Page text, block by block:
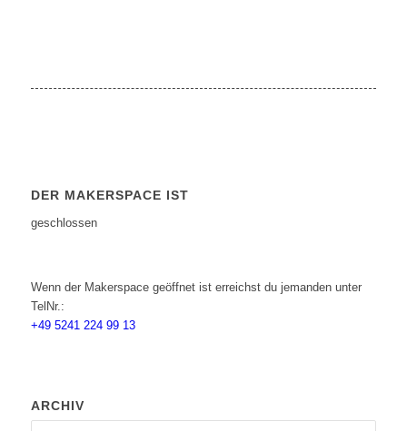
DER MAKERSPACE IST
geschlossen
Wenn der Makerspace geöffnet ist erreichst du jemanden unter
TelNr.:
+49 5241 224 99 13
ARCHIV